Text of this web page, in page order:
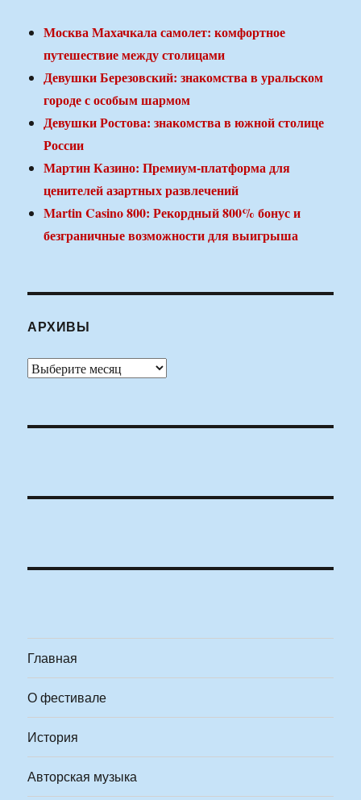
Москва Махачкала самолет: комфортное
путешествие между столицами
Девушки Березовский: знакомства в уральском
городе с особым шармом
Девушки Ростова: знакомства в южной столице
России
Мартин Казино: Премиум-платформа для
ценителей азартных развлечений
Martin Casino 800: Рекордный 800% бонус и
безграничные возможности для выигрыша
АРХИВЫ
Архивы
Главная
О фестивале
История
Авторская музыка